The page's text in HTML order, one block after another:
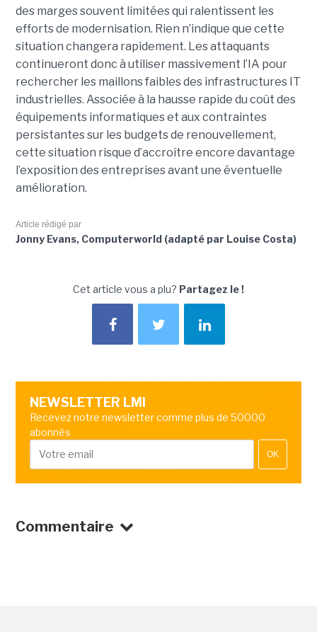
des marges souvent limitées qui ralentissent les
efforts de modernisation. Rien n’indique que cette
situation changera rapidement. Les attaquants
continueront donc à utiliser massivement l’IA pour
rechercher les maillons faibles des infrastructures IT
industrielles. Associée à la hausse rapide du coût des
équipements informatiques et aux contraintes
persistantes sur les budgets de renouvellement,
cette situation risque d’accroître encore davantage
l’exposition des entreprises avant une éventuelle
amélioration.
Article rédigé par
Jonny Evans, Computerworld (adapté par Louise Costa)
Cet article vous a plu? Partagez le !
NEWSLETTER LMI
Recevez notre newsletter comme plus de 50000
abonnés
OK
Commentaire